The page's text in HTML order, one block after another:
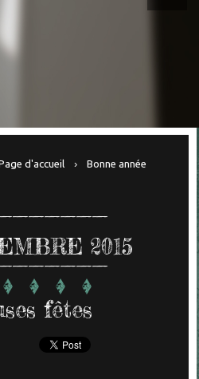
d'accueil Bonne année
2015
fêtes